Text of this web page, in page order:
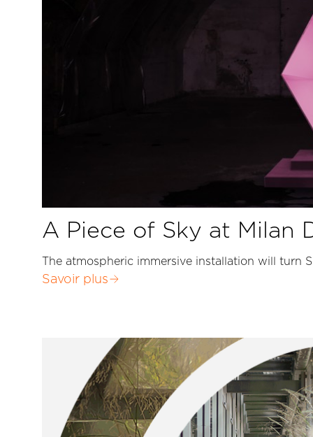
A Piece of Sky at Milan
The atmospheric immersive installation will turn
Savoir plus